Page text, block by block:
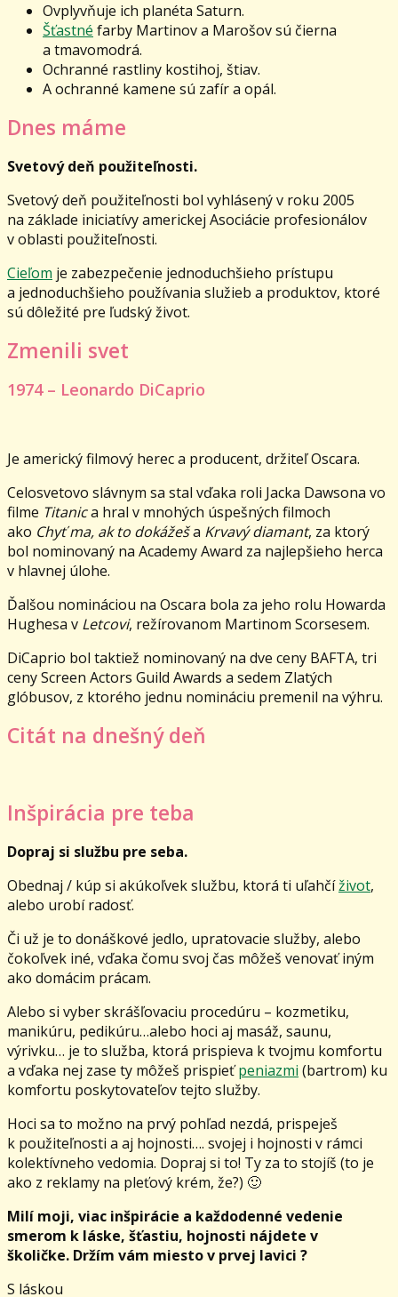
Ovplyvňuje ich planéta Saturn.
Šťastné farby Martinov a Marošov sú čierna
a tmavomodrá.
Ochranné rastliny kostihoj, štiav.
A ochranné kamene sú zafír a opál.
Dnes máme
Svetový deň použiteľnosti.
Svetový deň použiteľnosti bol vyhlásený v roku 2005
na základe iniciatívy americkej Asociácie profesionálov
v oblasti použiteľnosti.
Cieľom je zabezpečenie jednoduchšieho prístupu
a jednoduchšieho používania služieb a produktov, ktoré
sú dôležité pre ľudský život.
Zmenili svet
1974 – Leonardo DiCaprio
Je americký filmový herec a producent, držiteľ Oscara.
Celosvetovo slávnym sa stal vďaka roli Jacka Dawsona vo
filme Titanica hral v mnohých úspešných filmoch
ako Chyť ma, ak to dokážeša Krvavý diamant, za ktorý
bol nominovaný na Academy Award za najlepšieho herca
v hlavnej úlohe.
Ďalšou nomináciou na Oscara bola za jeho rolu Howarda
Hughesa v Letcovi, režírovanom Martinom Scorsesem.
DiCaprio bol taktiež nominovaný na dve ceny BAFTA, tri
ceny Screen Actors Guild Awards a sedem Zlatých
glóbusov, z ktorého jednu nomináciu premenil na výhru.
Citát na dnešný deň
Inšpirácia pre teba
Dopraj si službu pre seba.
Obednaj / kúp si akúkoľvek službu, ktorá ti uľahčíživot,
alebo urobí radosť.
Či už je to donáškové jedlo, upratovacie služby, alebo
čokoľvek iné, vďaka čomu svoj čas môžeš venovať iným
ako domácim prácam.
Alebo si vyber skrášľovaciu procedúru – kozmetiku,
manikúru, pedikúru…alebo hoci aj masáž, saunu,
výrivku… je to služba, ktorá prispieva k tvojmu komfortu
a vďaka nej zase ty môžeš prispieťpeniazmi (bartrom) ku
komfortu poskytovateľov tejto služby.
Hoci sa to možno na prvý pohľad nezdá, prispeješ
k použiteľnosti a aj hojnosti…. svojej i hojnosti v rámci
kolektívneho vedomia. Dopraj si to! Ty za to stojíš (to je
ako z reklamy na pleťový krém, že?) 🙂
Milí moji, viac inšpirácie a každodenné vedenie
smerom k láske, šťastiu, hojnosti nájdete v
školičke. Držím vám miesto v prvej lavici ?
S láskou